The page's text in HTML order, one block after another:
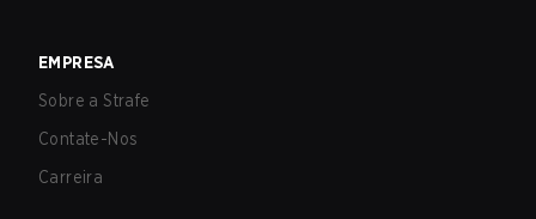
EMPRESA
Sobre a Strafe
Contate-Nos
Carreira